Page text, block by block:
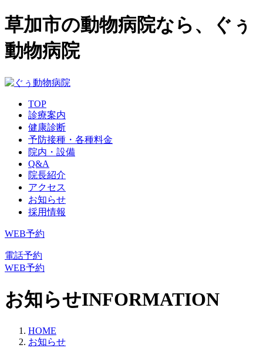
草加市の動物病院なら、ぐぅ
動物病院
TOP
診療案内
健康診断
予防接種・各種料金
院内・設備
Q&A
院長紹介
アクセス
お知らせ
採用情報
WEB予約
電話予約
WEB予約
お知らせINFORMATION
HOME
お知らせ